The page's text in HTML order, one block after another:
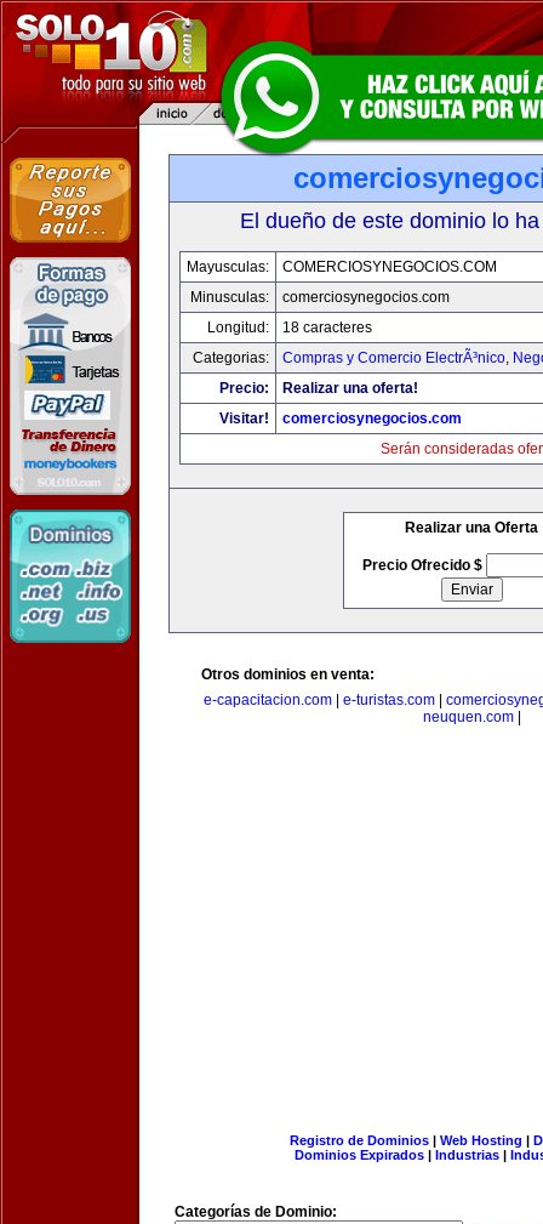
El dueño de este dominio lo
Mayusculas:
COMERCIOSYNEGOCIOS.COM
Minusculas:
comerciosynegocios.com
Longitud:
18 caracteres
Categorias:
Compras y Comercio ElectrÃ³nico,
Precio:
Realizar una oferta!
Visitar!
comerciosynegocios.com
Serán consideradas
Realizar una Oferta
Precio Ofrecido $
Otros dominios en venta:
e-capacitacion.com
e-turistas.com
neuquen.com|
Registro de Dominios| Web Hosting |
Dominios Expirados | Industrias |
Categorías de Dominio: